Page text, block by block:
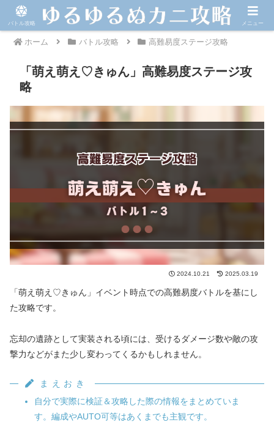
ホーム バトル攻略 高難易度ステージ攻略
「萌え萌え♡きゅん」高難易度ステージ攻
略
2024.10.21 2025.03.19
「萌え萌え♡きゅん」イベント時点での高難易度バトルを基にし
た攻略です。
忘却の遺跡として実装される頃には、受けるダメージ数や敵の攻
撃力などがまた少し変わってくるかもしれません。
まえおき
自分で実際に検証＆攻略した際の情報をまとめていま
す。編成やAUTO可等はあくまでも主観です。
バトル攻略 メニュー